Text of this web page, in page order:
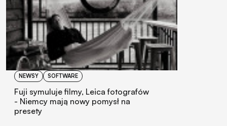
NEWSY SOFTWARE
Fuji symuluje filmy, Leica fotografów
- Niemcy mają nowy pomysł na
presety